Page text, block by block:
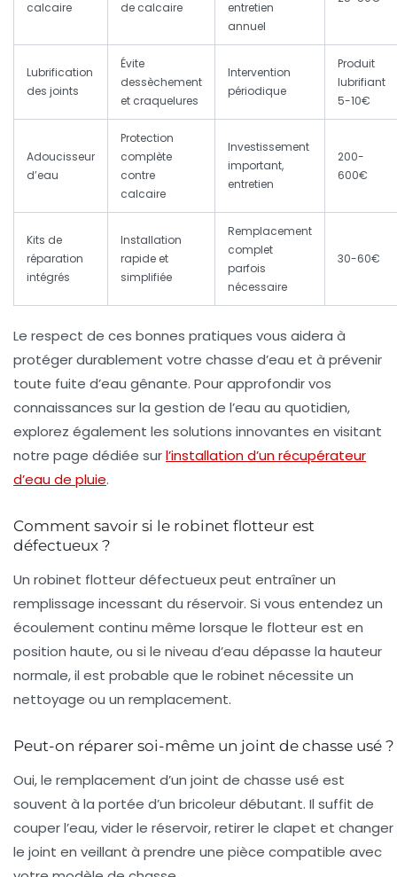
calcaire de calcaire
entretien
annuel
Lubrification
des joints
Évite
dessèchement
et craquelures
Intervention
périodique
Produit
lubrifiant
5-10€
Adoucisseur
d’eau
Protection
complète
contre
calcaire
Investissement
important,
entretien
200-
600€
Kits de
réparation
intégrés
Installation
rapide et
simplifiée
Remplacement
complet
parfois
nécessaire
30-60€
Le respect de ces bonnes pratiques vous aidera à
protéger durablement votre chasse d’eau et à prévenir
toute fuite d’eau gênante. Pour approfondir vos
connaissances sur la gestion de l’eau au quotidien,
explorez également les solutions innovantes en visitant
notre page dédiée surl’installation d’un récupérateur
d’eau de pluie.
Comment savoir si le robinet flotteur est
défectueux ?
Un robinet flotteur défectueux peut entraîner un
remplissage incessant du réservoir. Si vous entendez un
écoulement continu même lorsque le flotteur est en
position haute, ou si le niveau d’eau dépasse la hauteur
normale, il est probable que le robinet nécessite un
nettoyage ou un remplacement.
Peut-on réparer soi-même un joint de chasse usé ?
Oui, le remplacement d’un joint de chasse usé est
souvent à la portée d’un bricoleur débutant. Il suffit de
couper l’eau, vider le réservoir, retirer le clapet et changer
le joint en veillant à prendre une pièce compatible avec